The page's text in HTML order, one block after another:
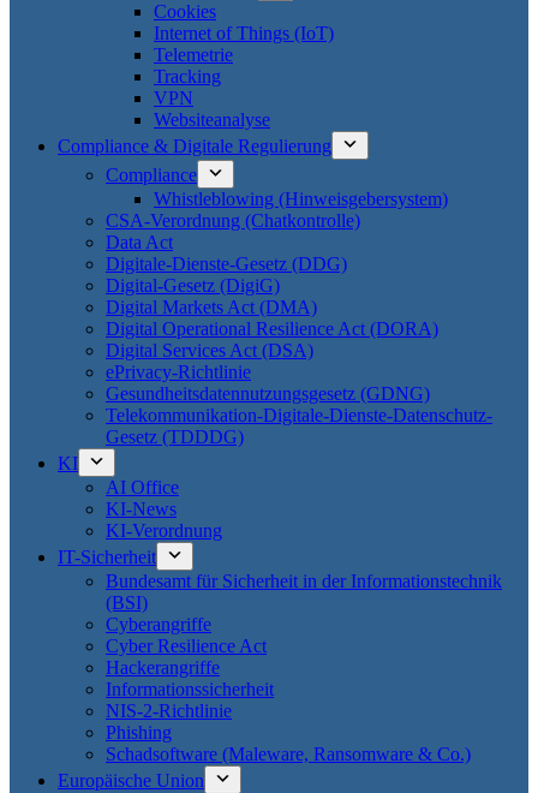
Cookies
Internet of Things (IoT)
Telemetrie
Tracking
VPN
Websiteanalyse
Compliance & Digitale Regulierung
Compliance
Whistleblowing (Hinweisgebersystem)
CSA-Verordnung (Chatkontrolle)
Data Act
Digitale-Dienste-Gesetz (DDG)
Digital-Gesetz (DigiG)
Digital Markets Act (DMA)
Digital Operational Resilience Act (DORA)
Digital Services Act (DSA)
ePrivacy-Richtlinie
Gesundheitsdatennutzungsgesetz (GDNG)
Telekommunikation-Digitale-Dienste-Datenschutz-
Gesetz (TDDDG)
KI
AI Office
KI-News
KI-Verordnung
IT-Sicherheit
Bundesamt für Sicherheit in der Informationstechnik
(BSI)
Cyberangriffe
Cyber Resilience Act
Hackerangriffe
Informationssicherheit
NIS-2-Richtlinie
Phishing
Schadsoftware (Maleware, Ransomware & Co.)
Europäische Union